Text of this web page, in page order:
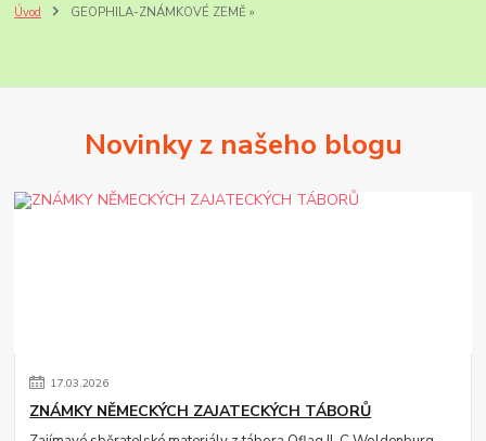
Úvod GEOPHILA-ZNÁMKOVÉ ZEMĚ »
Novinky z našeho blogu
17.03.2026
ZNÁMKY NĚMECKÝCH ZAJATECKÝCH TÁBORŮ